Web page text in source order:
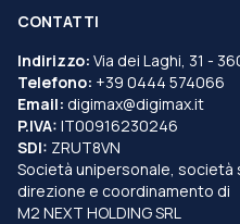
CONTATTI
Indirizzo: Via dei Laghi, 31 -
Telefono: +39 0444 574066
Email: digimax@digimax.it
P.IVA: IT00916230246
SDI: ZRUT8VN
Società unipersonale,
direzione e coordinamento di
M2 NEXT HOLDING SRL